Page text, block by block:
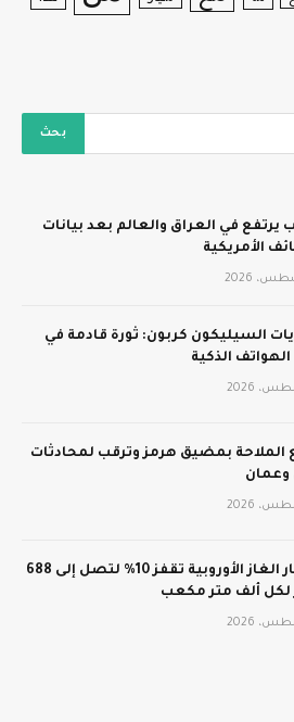
يرتفع في العراق والعالم بعد بيانات
الأمريكية
السيليكون كربون: ثورة قادمة في
الذكية
الملاحة بمضيق هرمز وترقب لمحادثات
وعمان
أسعار الغاز الأوروبية تقفز 10% لتصل إلى 688
لكل ألف متر مكعب